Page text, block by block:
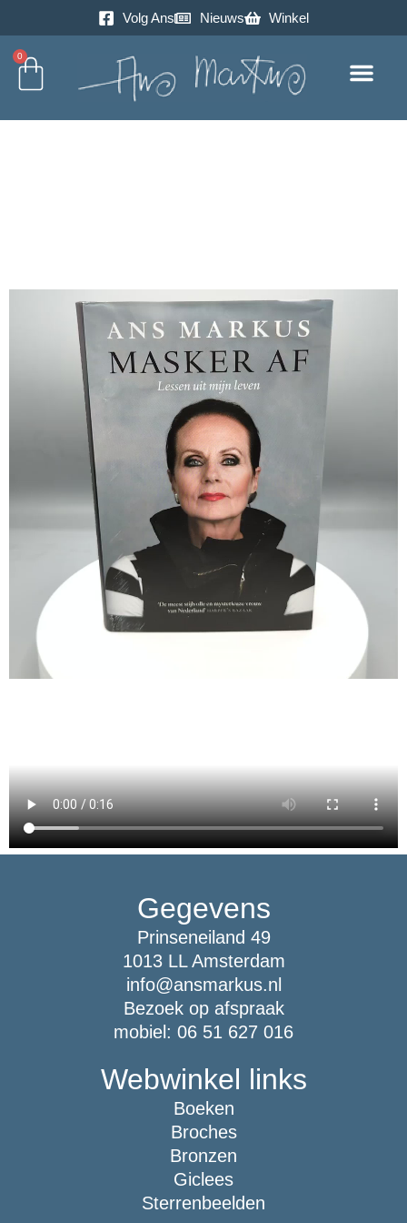
Volg Ans Nieuws Winkel
0
Gegevens
Prinseneiland 49
1013 LL Amsterdam
info@ansmarkus.nl
Bezoek op afspraak
mobiel: 06 51 627 016
Webwinkel links
Boeken
Broches
Bronzen
Giclees
Sterrenbeelden